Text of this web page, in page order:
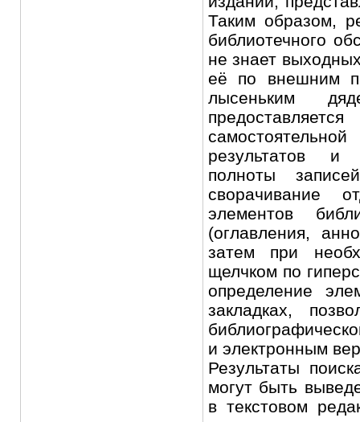
Таким образом,
библиотечного
не знает
её по внешним
лысеньким
результатов и
полноты
сворачивание
элементов
(оглавления,
затем при
щелчком по
определение
закладках,
и электронным
Результаты
могут быть
в текстовом